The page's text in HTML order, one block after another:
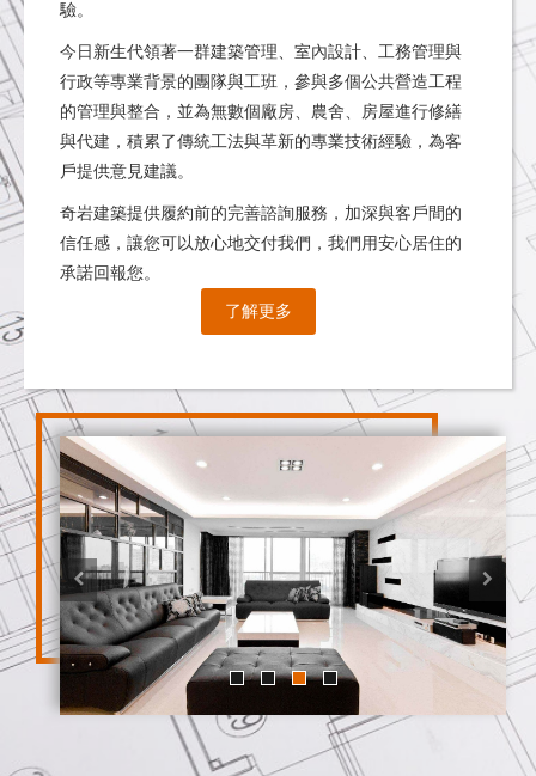
驗。
今日新生代領著一群建築管理、室內設計、工務管理與
行政等專業背景的團隊與工班，參與多個公共營造工程
的管理與整合，並為無數個廠房、農舍、房屋進行修繕
與代建，積累了傳統工法與革新的專業技術經驗，為客
戶提供意見建議。
奇岩建築提供履約前的完善諮詢服務，加深與客戶間的
信任感，讓您可以放心地交付我們，我們用安心居住的
承諾回報您。
了解更多